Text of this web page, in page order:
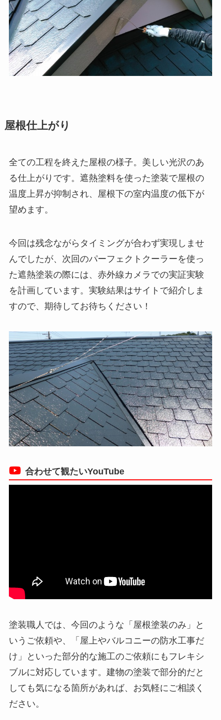
屋根仕上がり
全ての工程を終えた屋根の様子。美しい光沢のあ
る仕上がりです。遮熱塗料を使った塗装で屋根の
温度上昇が抑制され、屋根下の室内温度の低下が
望めます。
今回は残念ながらタイミングが合わず実現しませ
んでしたが、次回のパーフェクトクーラーを使っ
た遮熱塗装の際には、赤外線カメラでの実証実験
を計画しています。実験結果はサイトで紹介しま
すので、期待してお待ちください！
合わせて観たいYouTube
塗装職人では、今回のような「屋根塗装のみ」と
いうご依頼や、「屋上やバルコニーの防水工事だ
け」といった部分的な施工のご依頼にもフレキシ
ブルに対応しています。建物の塗装で部分的だと
しても気になる箇所があれば、お気軽にご相談く
ださい。